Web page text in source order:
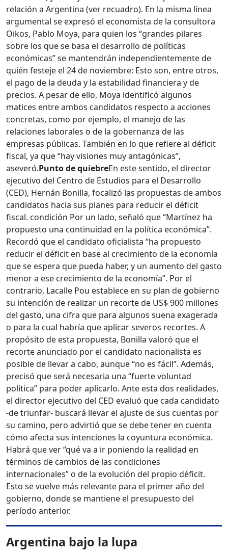
relación a Argentina (ver recuadro). En la misma línea
argumental se expresó el economista de la consultora
Oikos, Pablo Moya, para quien los “grandes pilares
sobre los que se basa el desarrollo de políticas
económicas” se mantendrán independientemente de
quién festeje el 24 de noviembre: Esto son, entre otros,
el pago de la deuda y la estabilidad financiera y de
precios. A pesar de ello, Moya identificó algunos
matices entre ambos candidatos respecto a acciones
concretas, como por ejemplo, el manejo de las
relaciones laborales o de la gobernanza de las
empresas públicas. También en lo que refiere al déficit
fiscal, ya que “hay visiones muy antagónicas”,
aseveró.Punto de quiebreEn este sentido, el director
ejecutivo del Centro de Estudios para el Desarrollo
(CED), Hernán Bonilla, focalizó las propuestas de ambos
candidatos hacia sus planes para reducir el déficit
fiscal. condición Por un lado, señaló que “Martínez ha
propuesto una continuidad en la política económica”.
Recordó que el candidato oficialista “ha propuesto
reducir el déficit en base al crecimiento de la economía
que se espera que pueda haber, y un aumento del gasto
menor a ese crecimiento de la economía”. Por el
contrario, Lacalle Pou establece en su plan de gobierno
su intención de realizar un recorte de US$ 900 millones
del gasto, una cifra que para algunos suena exagerada
o para la cual habría que aplicar severos recortes. A
propósito de esta propuesta, Bonilla valoró que el
recorte anunciado por el candidato nacionalista es
posible de llevar a cabo, aunque “no es fácil”. Además,
precisó que será necesaria una “fuerte voluntad
política” para poder aplicarlo. Ante esta dos realidades,
el director ejecutivo del CED evaluó que cada candidato
-de triunfar- buscará llevar el ajuste de sus cuentas por
su camino, pero advirtió que se debe tener en cuenta
cómo afecta sus intenciones la coyuntura económica.
Habrá que ver “qué va a ir poniendo la realidad en
términos de cambios de las condiciones
internacionales” o de la evolución del propio déficit.
Esto se vuelve más relevante para el primer año del
gobierno, donde se mantiene el presupuesto del
período anterior.
Argentina bajo la lupa